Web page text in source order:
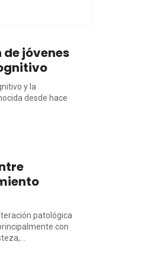
jóvenes
y la
desde hace
patológica
con